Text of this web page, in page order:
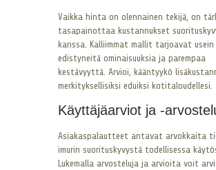
Vaikka hinta on olennainen tekijä, on
tasapainottaa kustannukset
kanssa. Kalliimmat mallit tarjoavat usein
edistyneitä ominaisuuksia ja parempaa
kestävyyttä. Arvioi, kääntyykö
merkityksellisiksi eduiksi kotitaloudellesi.
Käyttäjäarviot ja -
Asiakaspalautteet antavat arvokkaita
imurin suorituskyvystä todellisessa
Lukemalla arvosteluja ja arvioita voit